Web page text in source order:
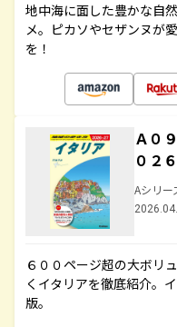
地中海に面した豊かな自
メ。ピカソやセザンヌが
を！
Ａ０
０２
Aシリ
６００ページ超の大ボリ
くイタリアを徹底紹介。
版。